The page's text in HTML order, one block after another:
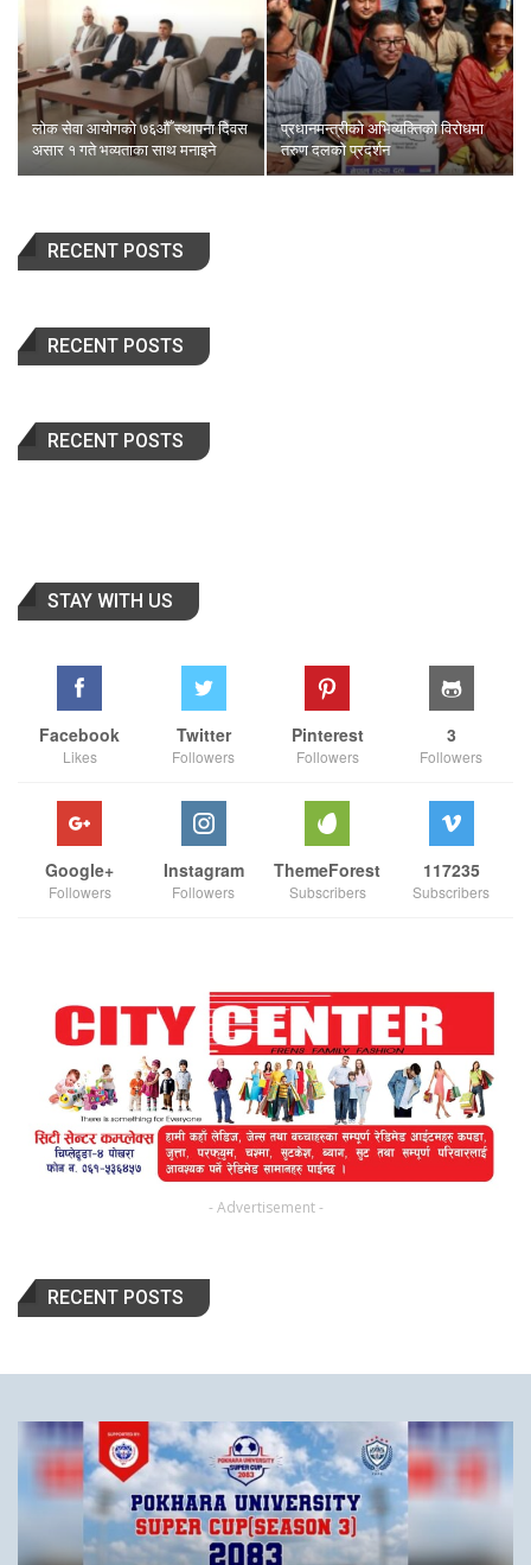
लोक सेवा आयोगको ७६औँ स्थापना दिवस
असार १ गते भव्यताका साथ मनाइने
प्रधानमन्त्रीको अभिव्यक्तिको विरोधमा
तरुण दलको प्रदर्शन
RECENT POSTS
RECENT POSTS
RECENT POSTS
STAY WITH US
Facebook
Likes
Twitter
Followers
Pinterest
Followers
3
Followers
Google+
Followers
Instagram
Followers
ThemeForest
Subscribers
117235
Subscribers
- Advertisement -
RECENT POSTS